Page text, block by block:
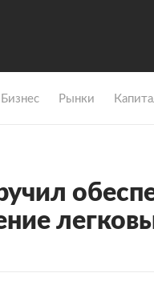
Бизнес Рынки